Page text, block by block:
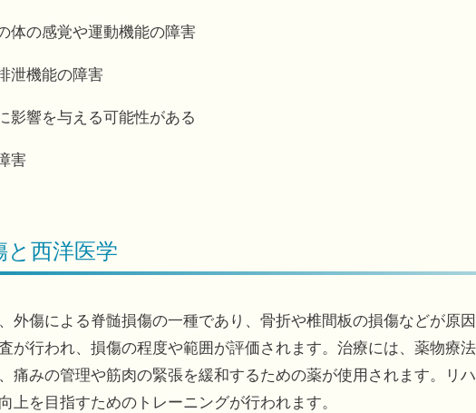
体の感覚や運動機能の障害
泄機能の障害
影響を与える可能性がある
害
と西洋医学
外傷による脊髄損傷の一種であり、骨折や椎間板の損傷などが原
が行われ、損傷の程度や範囲が評価されます。治療には、薬物療
痛みの管理や筋肉の緊張を緩和するための薬が使用されます。リ
上を目指すためのトレーニングが行われます。